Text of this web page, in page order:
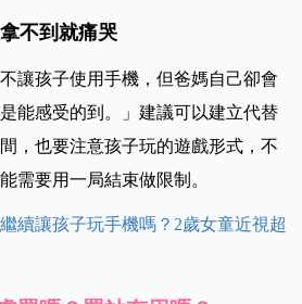
不到就痛哭
讓孩子使用手機，但爸媽自己卻會
能感受的到。」建議可以建立代替
，也要注意孩子玩的遊戲形式，不
需要用一局結束做限制。
續讓孩子玩手機嗎？2歲女童近視超